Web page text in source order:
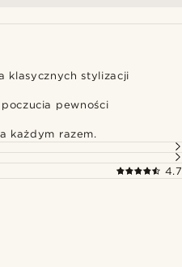
klasycznych stylizacji
pewności
każdym razem.
4.7